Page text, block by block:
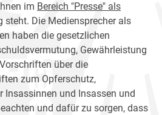
im Bereich "Presse" als
steht. Die Mediensprecher als
haben die gesetzlichen
Gewährleistung
über die
zum Opferschutz,
Insassinnen und Insassen und
und dafür zu sorgen, dass